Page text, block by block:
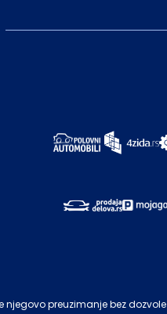
njegovo preuzimanje bez dozvole